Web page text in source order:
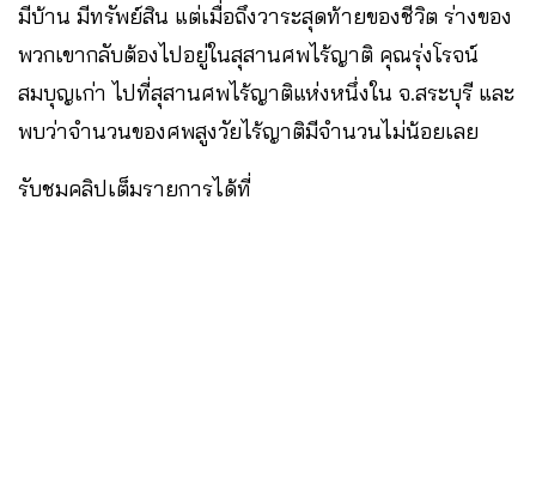
มีบ้าน มีทรัพย์สิน แต่เมื่อถึงวาระสุดท้ายของชีวิต ร่างของ
พวกเขากลับต้องไปอยู่ในสุสานศพไร้ญาติ คุณรุ่งโรจน์
สมบุญเก่า ไปที่สุสานศพไร้ญาติแห่งหนึ่งใน จ.สระบุรี และ
พบว่าจำนวนของศพสูงวัยไร้ญาติมีจำนวนไม่น้อยเลย
รับชมคลิปเต็มรายการได้ที่